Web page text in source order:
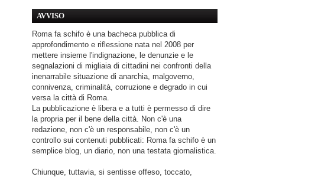
AVVISO
Roma fa schifo è una bacheca pubblica di
approfondimento e riflessione nata nel 2008 per
mettere insieme l'indignazione, le denunzie e le
segnalazioni di migliaia di cittadini nei confronti della
inenarrabile situazione di anarchia, malgoverno,
connivenza, criminalità, corruzione e degrado in cui
versa la città di Roma.
La pubblicazione è libera e a tutti è permesso di dire
la propria per il bene della città. Non c'è una
redazione, non c'è un responsabile, non c'è un
controllo sui contenuti pubblicati: Roma fa schifo è un
semplice blog, un diario, non una testata giornalistica.
Chiunque, tuttavia, si sentisse offeso, toccato,